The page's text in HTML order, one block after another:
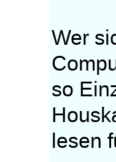
Wer
so
lesen